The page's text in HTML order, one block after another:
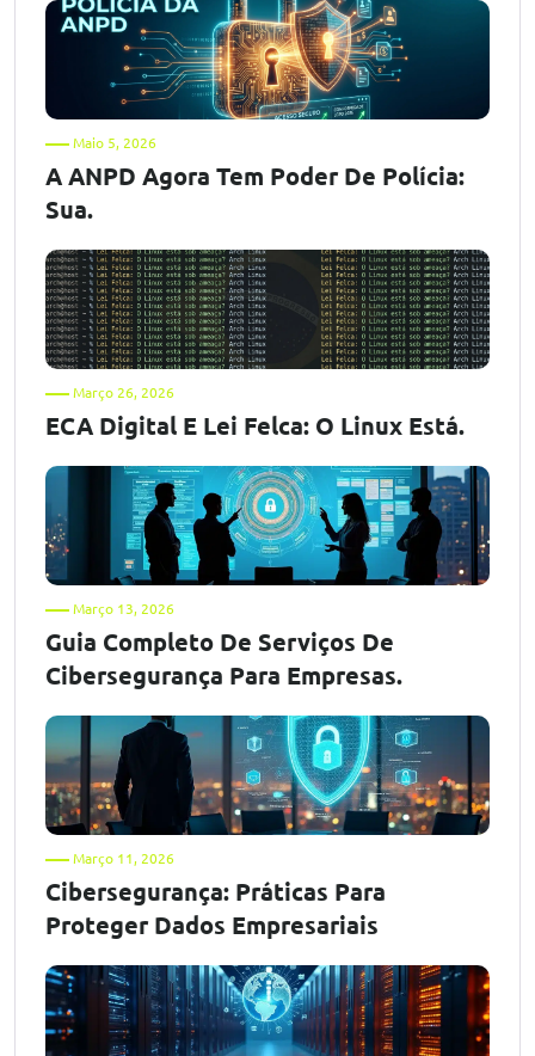
Maio 5, 2026
A ANPD Agora Tem Poder De Polícia:
Sua.
Março 26, 2026
ECA Digital E Lei Felca: O Linux Está.
Março 13, 2026
Guia Completo De Serviços De
Cibersegurança Para Empresas.
Março 11, 2026
Cibersegurança: Práticas Para
Proteger Dados Empresariais